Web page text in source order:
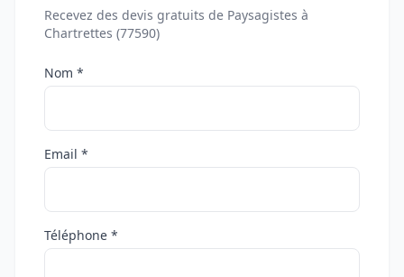
Recevez des devis gratuits de Paysagistes à
Chartrettes (77590)
Nom *
Email *
Téléphone *